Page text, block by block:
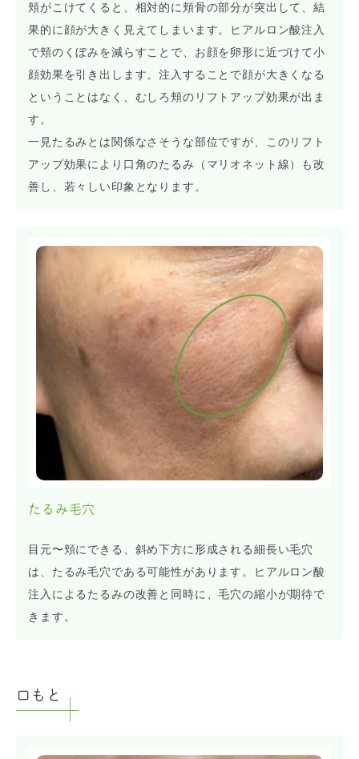
頬がこけてくると、相対的に頬骨の部分が突出して、結
果的に顔が大きく見えてしまいます。ヒアルロン酸注入
で頬のくぼみを減らすことで、お顔を卵形に近づけて小
顔効果を引き出します。注入することで顔が大きくなる
ということはなく、むしろ頬のリフトアップ効果が出ま
す。
一見たるみとは関係なさそうな部位ですが、このリフト
アップ効果により口角のたるみ（マリオネット線）も改
善し、若々しい印象となります。
たるみ毛穴
目元〜頬にできる、斜め下方に形成される細長い毛穴
は、たるみ毛穴である可能性があります。ヒアルロン酸
注入によるたるみの改善と同時に、毛穴の縮小が期待で
きます。
口もと